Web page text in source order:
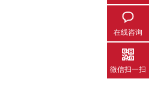
在线咨询
微信扫一扫